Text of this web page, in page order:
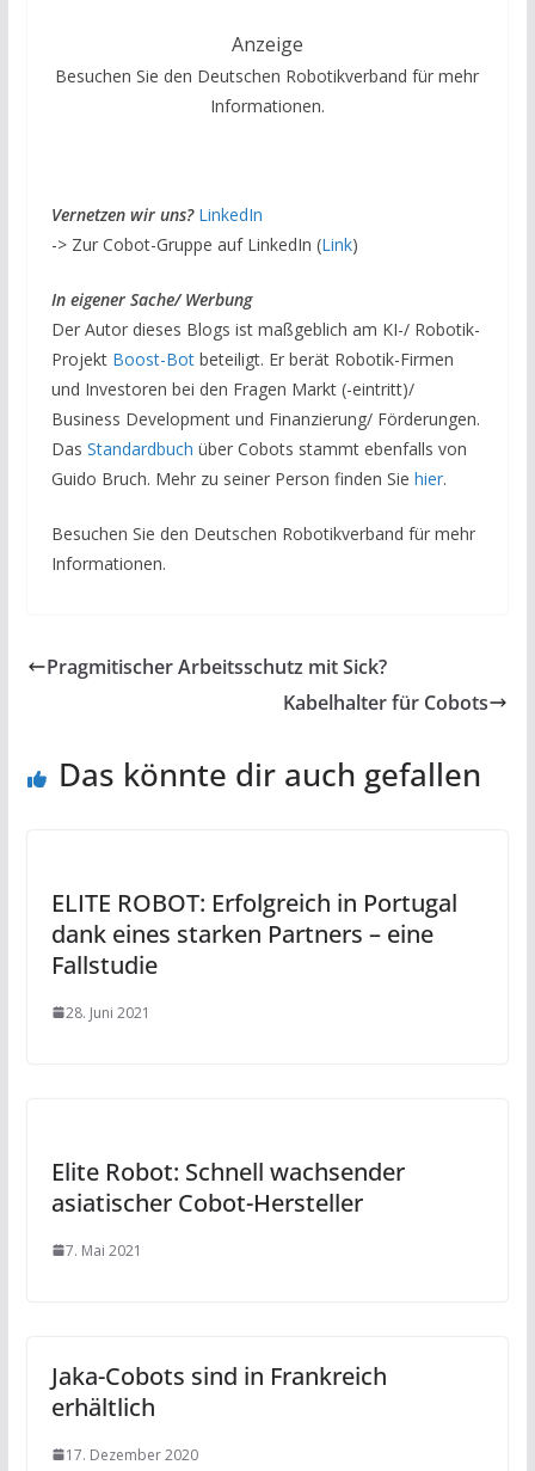
Anzeige
Besuchen Sie den Deutschen Robotikverband für mehr
Informationen.
Vernetzen wir uns? LinkedIn
-> Zur Cobot-Gruppe auf LinkedIn (Link)
In eigener Sache/ Werbung
Der Autor dieses Blogs ist maßgeblich am KI-/ Robotik-
Projekt Boost-Botbeteiligt. Er berät Robotik-Firmen
und Investoren bei den Fragen Markt (-eintritt)/
Business Development und Finanzierung/ Förderungen.
Das Standardbuch über Cobots stammt ebenfalls von
Guido Bruch. Mehr zu seiner Person finden Sie hier.
Besuchen Sie den Deutschen Robotikverband für mehr
Informationen.
Pragmitischer Arbeitsschutz mit Sick?
Kabelhalter für Cobots
Das könnte dir auch gefallen
ELITE ROBOT: Erfolgreich in Portugal
dank eines starken Partners – eine
Fallstudie
28. Juni 2021
Elite Robot: Schnell wachsender
asiatischer Cobot-Hersteller
7. Mai 2021
Jaka-Cobots sind in Frankreich
erhältlich
17. Dezember 2020